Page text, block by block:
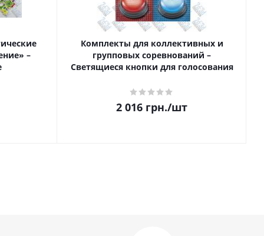
–
Комплекты для коллективных и
групповых соревнований –
Светящиеся кнопки для голосования
2 016 грн./шт